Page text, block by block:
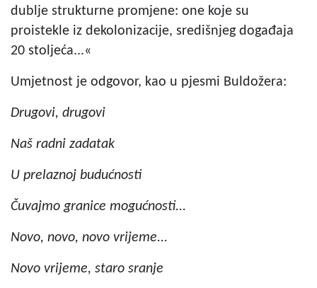
dublje strukturne promjene: one koje su
proistekle iz dekolonizacije, središnjeg događaja
20 stoljeća...«
Umjetnost je odgovor, kao u pjesmi Buldožera:
Drugovi, drugovi
Naš radni zadatak
U prelaznoj budućnosti
Čuvajmo granice mogućnosti...
Novo, novo, novo vrijeme...
Novo vrijeme, staro sranje